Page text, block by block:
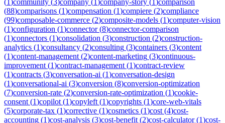
(88)comparisons (1)compensation (1)compiere (2)compliance
(99)composable-commerce (2)composite-models (1)computer-vision
(1)configuration (1)connector(8)connector-comparison
(1)connectors (1)consolidation (3)construction (2)construction-
analytics (1)consultancy (2)consulting (3)containers (3)content
(1)content-management (2)content-marketing (3)continuous-
improvement (1)contract-management (1)contract-review
(1)contracts (3)conversation-ai (1)conversation-design
(1)conversational-ai (3)conversion (8)conversion-optimization
(7)conversion-rate (2)conversion-rate-optimization (1)cookie-
consent (1)copilot (1)copyleft (1)copyrights (1)core-web-vitals
(5)corporate-tax (1)corrective (1)cosmetics (1)cost (4)cost-
accounting (1)cost-analysis (3)cost-benefit (2)cost-calculator(1)cost-